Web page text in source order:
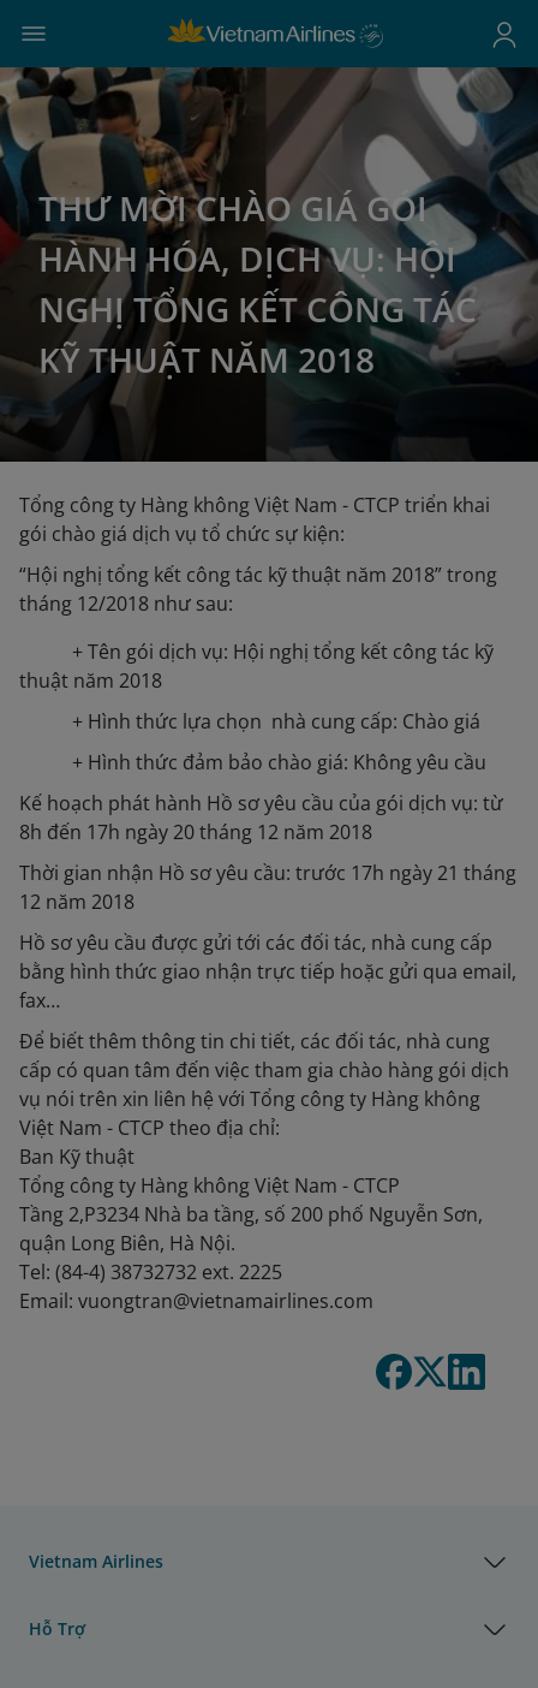
THƯ MỜI CHÀO GIÁ GÓI
HÀNH HÓA, DỊCH VỤ: HỘI
NGHỊ TỔNG KẾT CÔNG TÁC
KỸ THUẬT NĂM 2018
Tổng công ty Hàng không Việt Nam - CTCP triển khai
gói chào giá dịch vụ tổ chức sự kiện:
“Hội nghị tổng kết công tác kỹ thuật năm 2018” trong
tháng 12/2018 như sau:
+ Tên gói dịch vụ: Hội nghị tổng kết công tác kỹ
thuật năm 2018
+ Hình thức lựa chọn nhà cung cấp: Chào giá
+ Hình thức đảm bảo chào giá: Không yêu cầu
Kế hoạch phát hành Hồ sơ yêu cầu của gói dịch vụ: từ
8h đến 17h ngày 20 tháng 12 năm 2018
Thời gian nhận Hồ sơ yêu cầu: trước 17h ngày 21 tháng
12 năm 2018
Hồ sơ yêu cầu được gửi tới các đối tác, nhà cung cấp
bằng hình thức giao nhận trực tiếp hoặc gửi qua email,
fax…
Để biết thêm thông tin chi tiết, các đối tác, nhà cung
cấp có quan tâm đến việc tham gia chào hàng gói dịch
vụ nói trên xin liên hệ với Tổng công ty Hàng không
Việt Nam - CTCP theo địa chỉ:
Ban Kỹ thuật
Tổng công ty Hàng không Việt Nam - CTCP
Tầng 2,P3234 Nhà ba tầng, số 200 phố Nguyễn Sơn,
quận Long Biên, Hà Nội.
Tel: (84-4) 38732732 ext. 2225
Email: vuongtran@vietnamairlines.com
Vietnam Airlines
Hỗ Trợ